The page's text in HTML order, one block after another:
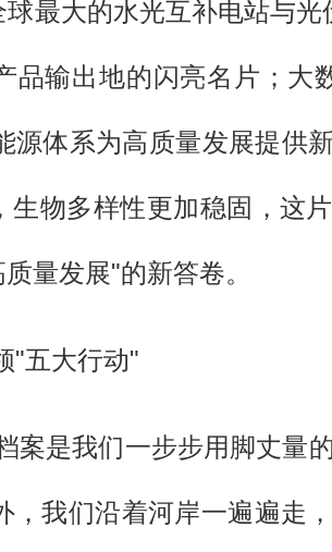
最大的水光互补电站与
品输出地的闪亮名片；大
源体系为高质量发展提供
生物多样性更加稳固，这
量发展"的新答卷。
"五大行动"
案是我们一步步用脚丈量
，我们沿着河岸一遍遍走